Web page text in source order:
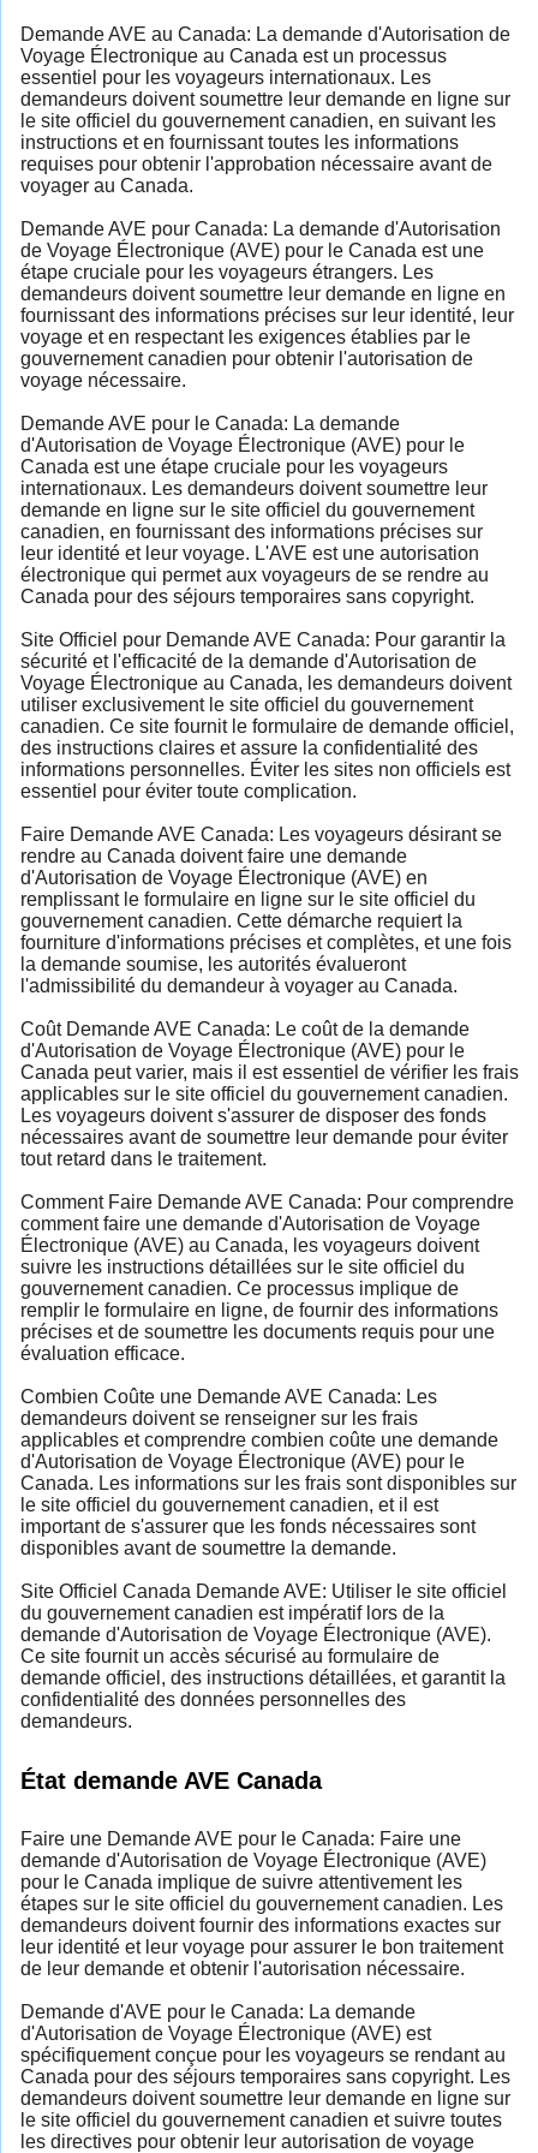
Demande AVE au Canada: La demande d'Autorisation de
Voyage Électronique au Canada est un processus
essentiel pour les voyageurs internationaux. Les
demandeurs doivent soumettre leur demande en ligne sur
le site officiel du gouvernement canadien, en suivant les
instructions et en fournissant toutes les informations
requises pour obtenir l'approbation nécessaire avant de
voyager au Canada.
Demande AVE pour Canada: La demande d'Autorisation
de Voyage Électronique (AVE) pour le Canada est une
étape cruciale pour les voyageurs étrangers. Les
demandeurs doivent soumettre leur demande en ligne en
fournissant des informations précises sur leur identité, leur
voyage et en respectant les exigences établies par le
gouvernement canadien pour obtenir l'autorisation de
voyage nécessaire.
Demande AVE pour le Canada: La demande
d'Autorisation de Voyage Électronique (AVE) pour le
Canada est une étape cruciale pour les voyageurs
internationaux. Les demandeurs doivent soumettre leur
demande en ligne sur le site officiel du gouvernement
canadien, en fournissant des informations précises sur
leur identité et leur voyage. L'AVE est une autorisation
électronique qui permet aux voyageurs de se rendre au
Canada pour des séjours temporaires sans copyright.
Site Officiel pour Demande AVE Canada: Pour garantir la
sécurité et l'efficacité de la demande d'Autorisation de
Voyage Électronique au Canada, les demandeurs doivent
utiliser exclusivement le site officiel du gouvernement
canadien. Ce site fournit le formulaire de demande officiel,
des instructions claires et assure la confidentialité des
informations personnelles. Éviter les sites non officiels est
essentiel pour éviter toute complication.
Faire Demande AVE Canada: Les voyageurs désirant se
rendre au Canada doivent faire une demande
d'Autorisation de Voyage Électronique (AVE) en
remplissant le formulaire en ligne sur le site officiel du
gouvernement canadien. Cette démarche requiert la
fourniture d'informations précises et complètes, et une fois
la demande soumise, les autorités évalueront
l'admissibilité du demandeur à voyager au Canada.
Coût Demande AVE Canada: Le coût de la demande
d'Autorisation de Voyage Électronique (AVE) pour le
Canada peut varier, mais il est essentiel de vérifier les frais
applicables sur le site officiel du gouvernement canadien.
Les voyageurs doivent s'assurer de disposer des fonds
nécessaires avant de soumettre leur demande pour éviter
tout retard dans le traitement.
Comment Faire Demande AVE Canada: Pour comprendre
comment faire une demande d'Autorisation de Voyage
Électronique (AVE) au Canada, les voyageurs doivent
suivre les instructions détaillées sur le site officiel du
gouvernement canadien. Ce processus implique de
remplir le formulaire en ligne, de fournir des informations
précises et de soumettre les documents requis pour une
évaluation efficace.
Combien Coûte une Demande AVE Canada: Les
demandeurs doivent se renseigner sur les frais
applicables et comprendre combien coûte une demande
d'Autorisation de Voyage Électronique (AVE) pour le
Canada. Les informations sur les frais sont disponibles sur
le site officiel du gouvernement canadien, et il est
important de s'assurer que les fonds nécessaires sont
disponibles avant de soumettre la demande.
Site Officiel Canada Demande AVE: Utiliser le site officiel
du gouvernement canadien est impératif lors de la
demande d'Autorisation de Voyage Électronique (AVE).
Ce site fournit un accès sécurisé au formulaire de
demande officiel, des instructions détaillées, et garantit la
confidentialité des données personnelles des
demandeurs.
État demande AVE Canada
Faire une Demande AVE pour le Canada: Faire une
demande d'Autorisation de Voyage Électronique (AVE)
pour le Canada implique de suivre attentivement les
étapes sur le site officiel du gouvernement canadien. Les
demandeurs doivent fournir des informations exactes sur
leur identité et leur voyage pour assurer le bon traitement
de leur demande et obtenir l'autorisation nécessaire.
Demande d'AVE pour le Canada: La demande
d'Autorisation de Voyage Électronique (AVE) est
spécifiquement conçue pour les voyageurs se rendant au
Canada pour des séjours temporaires sans copyright. Les
demandeurs doivent soumettre leur demande en ligne sur
le site officiel du gouvernement canadien et suivre toutes
les directives pour obtenir leur autorisation de voyage